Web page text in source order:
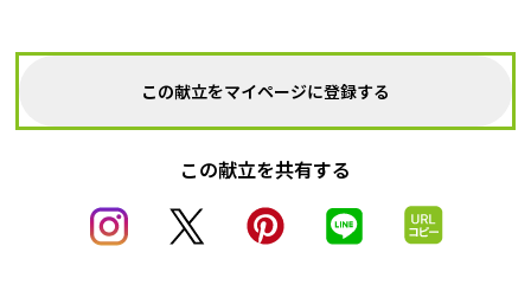
この献立をマイページに登録する
この献立を共有する